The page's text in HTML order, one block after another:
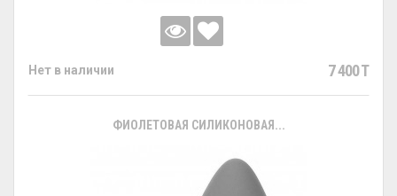
Нет в наличии 7 400 T
ФИОЛЕТОВАЯ СИЛИКОНОВАЯ...